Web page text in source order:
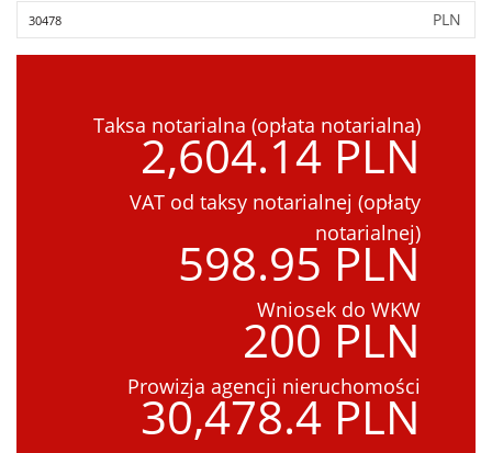
PLN
Taksa notarialna (opłata notarialna)
2,604.14 PLN
VAT od taksy notarialnej (opłaty
notarialnej)
598.95 PLN
Wniosek do WKW
200 PLN
Prowizja agencji nieruchomości
30,478.4 PLN